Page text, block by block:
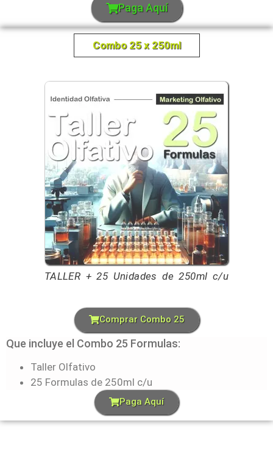
Paga Aquí
Combo 25 x 250ml
TALLER + 25 Unidades de 250ml c/u
Comprar Combo 25
Que incluye el Combo 25 Formulas:
Taller Olfativo
25 Formulas de 250ml c/u
Paga Aquí